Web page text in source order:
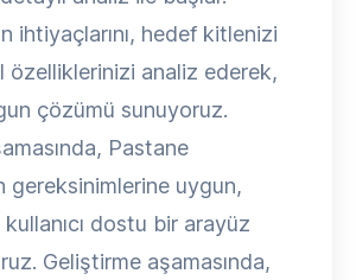
ihtiyaçlarını, hedef kitlenizi
özelliklerinizi analiz ederek,
çözümü sunuyoruz.
Pastane
gereksinimlerine uygun,
dostu bir arayüz
Geliştirme aşamasında,